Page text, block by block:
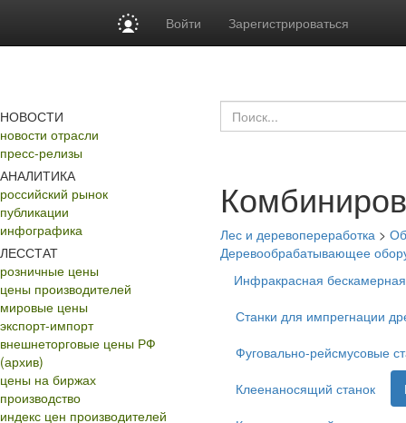
Войти Зарегистрироваться
НОВОСТИ
новости отрасли
пресс-релизы
АНАЛИТИКА
российский рынок
публикации
инфографика
ЛЕССТАТ
розничные цены
цены производителей
мировые цены
экспорт-импорт
внешнеторговые цены РФ
(архив)
цены на биржах
производство
индекс цен производителей
Лес и деревопереработка >
Деревообрабатывающее
Инфракрасная
Станки для импрегнации
Фуговально-рейсмусовые
Клеенаносящий станок